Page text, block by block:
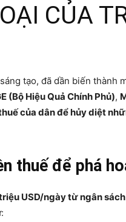
CỦA
tạo, đã dần biến thành
(Bộ Hiệu Quả Chính Phủ),
của dân để hủy diệt
thuế để phá
USD/ngày từ ngân